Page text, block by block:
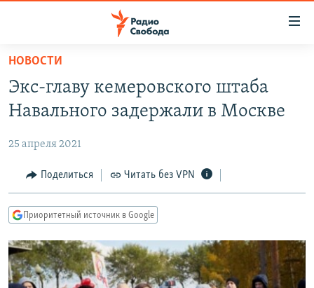
упрощенного
доступа
Вернуться
основному
Вернутся
главной
навигации
Вернутся
поиску
ЦИТАТЫ СВОБОДЫ
МНЕНИЯ
IDEL.РЕАЛИИ
КАВКАЗ.РЕАЛИИ
СЕВЕР.РЕАЛИИ
НОВОСТИ
Экс-главу кемеровского штаба
Навального задержали в Москве
25 апреля 2021
Поделиться Читать без VPN
Приоритетный источник в Google